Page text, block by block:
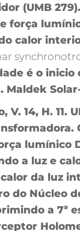
(UMB
força
calor
é o inicio
Maldek
V. 14, H. 11.
lumínico
a luz e
calor da luz
do Núcleo
a 7ª